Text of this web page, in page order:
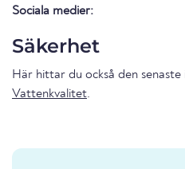
Sociala medier:
Säkerhet
Här hittar du också den
Vattenkvalitet.